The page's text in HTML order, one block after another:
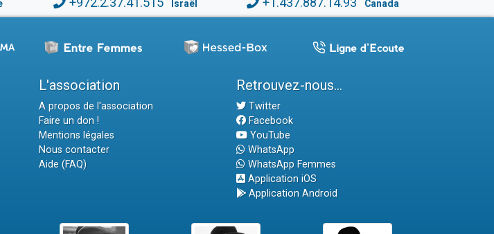
Israël Canada
L'association
A propos de l'association
Faire un don !
Mentions légales
Nous contacter
Aide (FAQ)
Retrouvez-nous...
Twitter
Facebook
YouTube
WhatsApp
WhatsApp Femmes
Application iOS
Application Android